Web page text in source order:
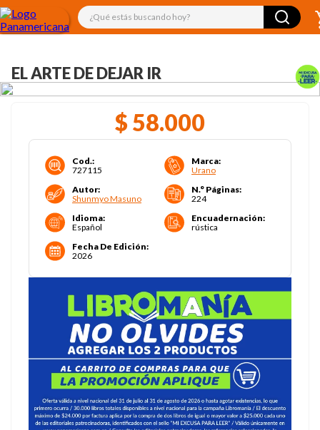
¿Qué estás buscando hoy?
EL ARTE DE DEJAR IR
$ 58.000
Cod.:
727115
Marca:
Urano
Autor:
Shunmyo Masuno
N.° Páginas:
224
Idioma:
Español
Encuadernación:
rústica
Fecha De Edición:
2026